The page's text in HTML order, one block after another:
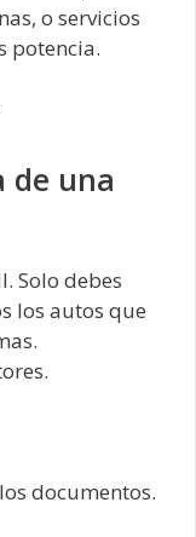
o servicios
potencia.
de una
Solo debes
los autos que
documentos.